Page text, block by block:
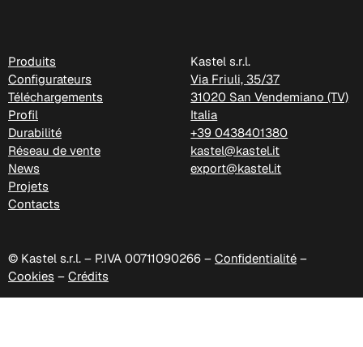
Produits
Configurateurs
Téléchargements
Profil
Durabilité
Réseau de vente
News
Projets
Contacts
Kastel s.r.l.
Via Friuli, 35/37
31020 San Vendemiano (TV)
Italia
+39 0438401380
kastel@kastel.it
export@kastel.it
© Kastel s.r.l. – P.IVA 00711090266 – Confidentialité –
Cookies – Crédits